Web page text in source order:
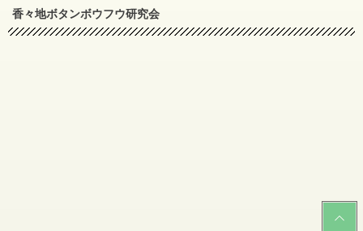
香々地ボタンボウフウ研究会
PAGE